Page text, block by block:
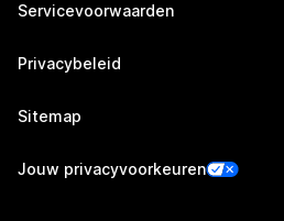
Servicevoorwaarden
Privacybeleid
Sitemap
Jouw privacyvoorkeuren